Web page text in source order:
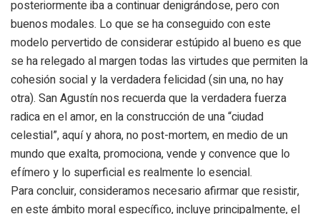
posteriormente iba a continuar denigrándose, pero con
buenos modales. Lo que se ha conseguido con este
modelo pervertido de considerar estúpido al bueno es que
se ha relegado al margen todas las virtudes que permiten la
cohesión social y la verdadera felicidad (sin una, no hay
otra). San Agustín nos recuerda que la verdadera fuerza
radica en el amor, en la construcción de una “ciudad
celestial”, aquí y ahora, no post-mortem, en medio de un
mundo que exalta, promociona, vende y convence que lo
efímero y lo superficial es realmente lo esencial.
Para concluir, consideramos necesario afirmar que resistir,
en este ámbito moral específico, incluye principalmente, el